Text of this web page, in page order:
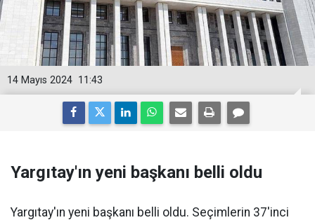
11:43
14 Mayıs 2024
Yargıtay'ın yeni başkanı belli oldu
Yargıtay'ın yeni başkanı belli oldu. Seçimlerin 37'inci